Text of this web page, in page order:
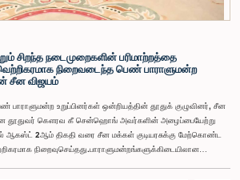
பொறுப்பு முயற்சிகள் பற்றிய குழுஇலங்கை
சிறந்த நடைமுறைகளின் பரிமாற்றத்தை
நிறைவடைந்த பெண் பாராளுமன்ற
சீன விஜயம்
பாராளுமன்ற உறுப்பினர்கள் ஒன்றியத்தின் தூதுக் குழுவினர், சீன
தூதுவர் கௌரவ கீ சென்ஹொங் அவர்களின் அழைப்பையேற்று
ஆகஸ்ட் 2ஆம் திகதி வரை சீன மக்கள் குடியரசுக்கு மேற்கொண்ட
நிறைவுசெய்தது.பாராளுமன்றங்களுக்கிடையிலான